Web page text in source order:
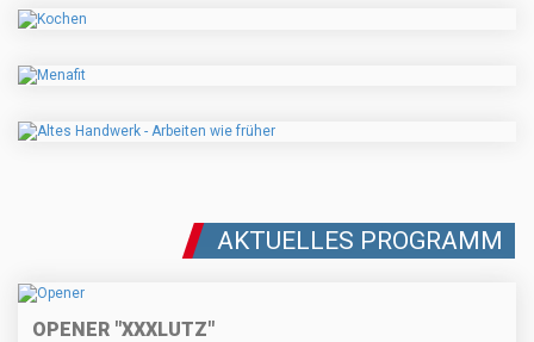
AKTUELLES PROGRAMM
OPENER "XXXLUTZ"